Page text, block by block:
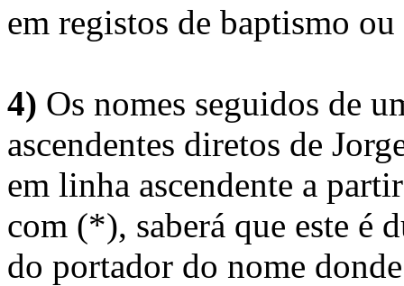
em registos de baptismo
4) Os nomes seguidos de
ascendentes diretos de
em linha ascendente a
com (*), saberá que este é
do portador do nome